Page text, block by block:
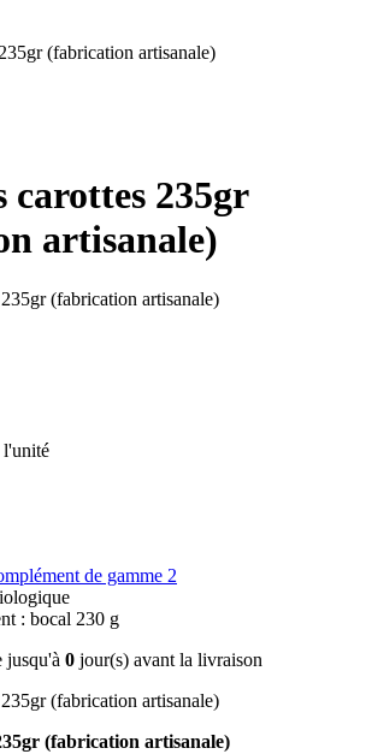
(fabrication artisanale)
carottes 235gr
artisanale)
l'unité
de gamme 2
: bocal 230 g
jusqu'à 0 jour(s) avant la livraison
(fabrication artisanale)